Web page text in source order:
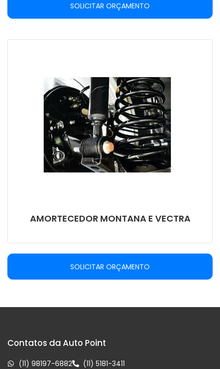
SOLICITAR ORÇAMENTO
AMORTECEDOR MONTANA E VECTRA
SOLICITAR ORÇAMENTO
Contatos da Auto Point
(11) 98197-6882 (11) 5181-3411